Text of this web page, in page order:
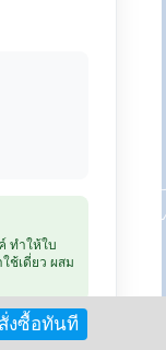
ทำให้ใบ
ช้เดี่ยว ผสม
ค 1kg:
สั่งซื้อทันที